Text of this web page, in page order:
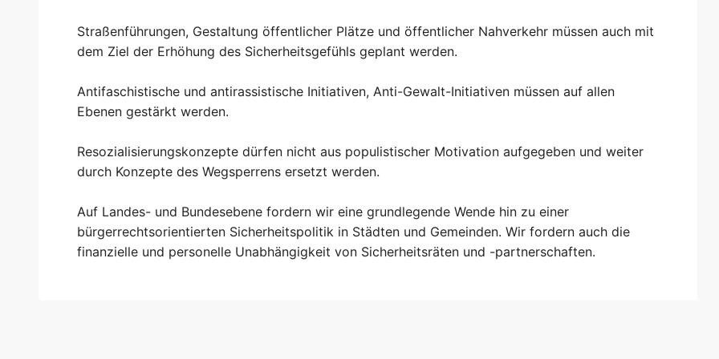
Straßenführungen, Gestaltung öffentlicher Plätze und öffentlicher Nahverkehr müssen auch mit
dem Ziel der Erhöhung des Sicherheitsgefühls geplant werden.
Antifaschistische und antirassistische Initiativen, Anti-Gewalt-Initiativen müssen auf allen
Ebenen gestärkt werden.
Resozialisierungskonzepte dürfen nicht aus populistischer Motivation aufgegeben und weiter
durch Konzepte des Wegsperrens ersetzt werden.
Auf Landes- und Bundesebene fordern wir eine grundlegende Wende hin zu einer
bürgerrechtsorientierten Sicherheitspolitik in Städten und Gemeinden. Wir fordern auch die
finanzielle und personelle Unabhängigkeit von Sicherheitsräten und -partnerschaften.